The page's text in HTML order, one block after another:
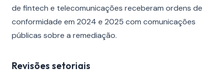
de fintech e telecomunicações receberam ordens de
conformidade em 2024 e 2025 com comunicações
públicas sobre a remediação.
Revisões setoriais